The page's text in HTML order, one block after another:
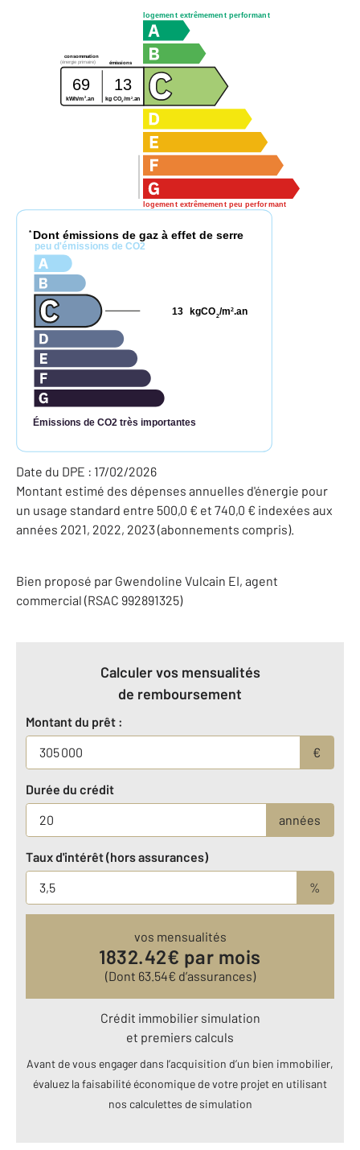
logement extrêmement performant
logement extrêmement peu performant
consommation
émissions
(énergie primaire)
69 13
kWh/m 2 .an kg CO2/m2.an
* Dont émissions de gaz à effet de serre
peu d'émissions de CO2
Émissions de CO2 très importantes
kgCO2/m2.an
13
Date du DPE : 17/02/2026
Montant estimé des dépenses annuelles d'énergie pour
un usage standard entre 500,0 € et 740,0 € indexées aux
années 2021, 2022, 2023 (abonnements compris).
Bien proposé par Gwendoline Vulcain EI, agent
commercial (RSAC 992891325)
Calculer vos mensualités
de remboursement
Montant du prêt :
€
Durée du crédit
années
Taux d'intérêt (hors assurances)
%
vos mensualités
1832.42€ par mois
(Dont 63.54€ d’assurances)
Crédit immobilier simulation
et premiers calculs
Avant de vous engager dans l’acquisition d’un bien immobilier,
évaluez la faisabilité économique de votre projet en utilisant
nos calculettes de simulation